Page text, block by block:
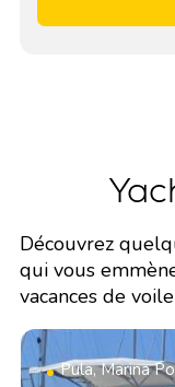
Découvrez
qui vous
vacances de
Pula, Marina